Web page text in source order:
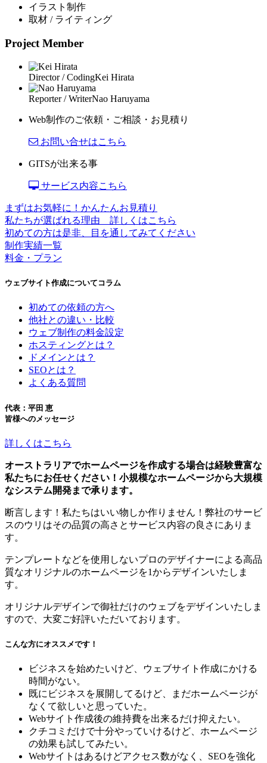
イラスト制作
取材 / ライティング
Project Member
Director / CodingKei Hirata
Reporter / WriterNao Haruyama
Web制作のご依頼・ご相談・お見積り
お問い合せはこちら
GITSが出来る事
サービス内容こちら
まずはお気軽に！かんたんお見積り
私たちが選ばれる理由 詳しくはこちら
初めての方は是非、目を通してみてください
制作実績一覧
料金・プラン
ウェブサイト作成についてコラム
初めての依頼の方へ
他社との違い・比較
ウェブ制作の料金設定
ホスティングとは？
ドメインとは？
SEOとは？
よくある質問
代表：平田 恵
皆様へのメッセージ
詳しくはこちら
オーストラリアでホームページを作成する場合は経験豊富な
私たちにお任せください！小規模なホームページから大規模
なシステム開発まで承ります。
断言します！私たちはいい物しか作りません！弊社のサービ
スのウリはその品質の高さとサービス内容の良さにありま
す。
テンプレートなどを使用しないプロのデザイナーによる高品
質なオリジナルのホームページを1からデザインいたしま
す。
オリジナルデザインで御社だけのウェブをデザインいたしま
すので、大変ご好評いただいております。
こんな方にオススメです！
ビジネスを始めたいけど、ウェブサイト作成にかける
時間がない。
既にビジネスを展開してるけど、まだホームページが
なくて欲しいと思っていた。
Webサイト作成後の維持費を出来るだけ抑えたい。
クチコミだけで十分やっていけるけど、ホームページ
の効果も試してみたい。
Webサイトはあるけどアクセス数がなく、SEOを強化